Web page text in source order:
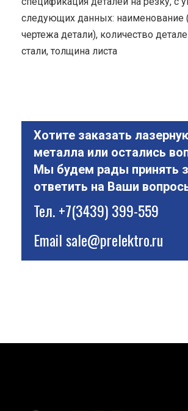
следующих данных: наименование
чертежа детали), количество
стали, толщина листа
Хотите заказать
металла или остались
Мы будем рады принять
ответить на Ваши
Тел.+7(3439) 399-559
Emailsale@prelektro.ru